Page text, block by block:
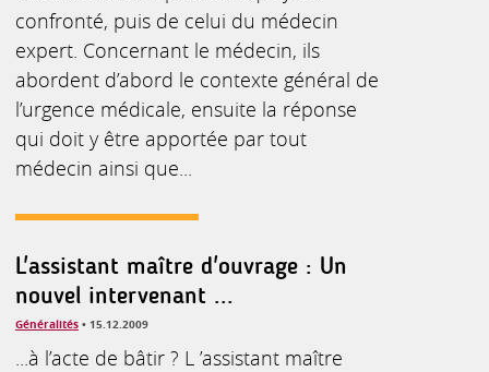
confronté, puis de celui du médecin
expert. Concernant le médecin, ils
abordent d’abord le contexte général de
l’urgence médicale, ensuite la réponse
qui doit y être apportée par tout
médecin ainsi que...
L'assistant maître d'ouvrage : Un
nouvel intervenant ...
Généralités • 15.12.2009
...à l’acte de bâtir ? L ’assistant maître